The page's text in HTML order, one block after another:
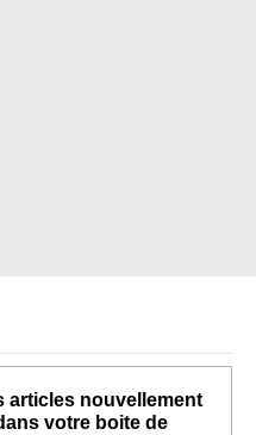
articles nouvellement
votre boite de